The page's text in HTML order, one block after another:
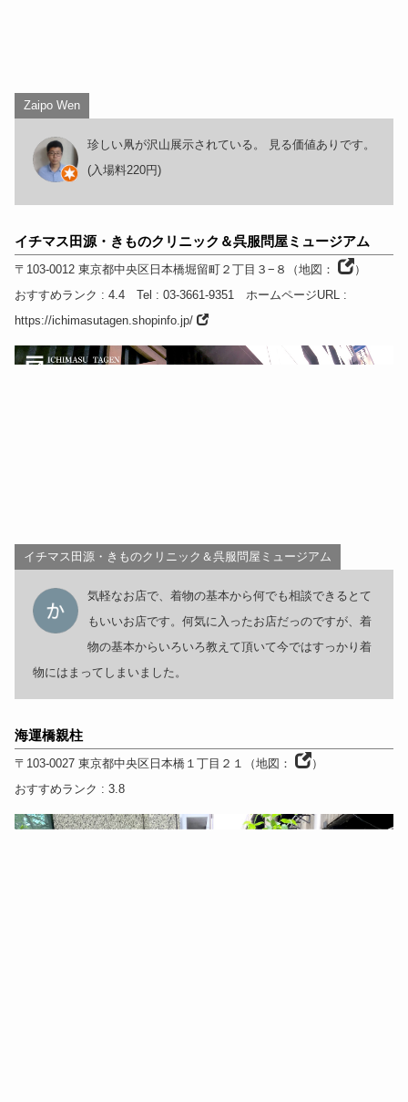
Zaipo Wen
珍しい凧が沢山展示されている。 見る価値ありです。
(入場料220円)
イチマス田源・きものクリニック＆呉服問屋ミュージアム
〒103-0012 東京都中央区日本橋堀留町２丁目３−８ （地図：
）
おすすめランク : 4.4 Tel : 03-3661-9351 ホームページURL:
https://ichimasutagen.shopinfo.jp/
イチマス田源・きものクリニック＆呉服問屋ミュージアム
気軽なお店で、着物の基本から何でも相談できるとて
もいいお店です。何気に入ったお店だっのですが、着
物の基本からいろいろ教えて頂いて今ではすっかり着
物にはまってしまいました。
海運橋親柱
〒103-0027 東京都中央区日本橋１丁目２１ （地図：
）
おすすめランク : 3.8